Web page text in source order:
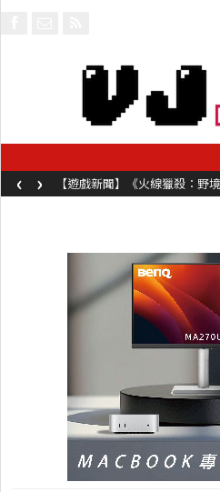
【遊戲新聞】《火線獵殺：野
容同時系舊作限時超平價折扣
‹ ›